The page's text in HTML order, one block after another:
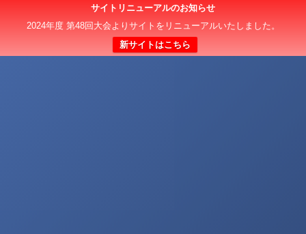
サイトリニューアルのお知らせ
2024年度 第48回大会よりサイトをリニューアルいたしました。
新サイトはこちら